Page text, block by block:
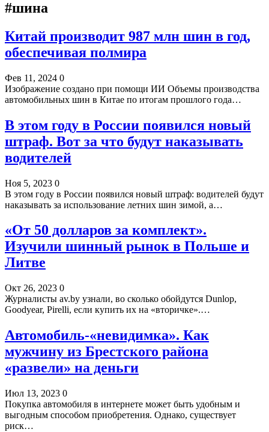
#шина
Китай производит 987 млн шин в год,
обеспечивая полмира
Фев 11, 2024 0
Изображение создано при помощи ИИ Объемы производства
автомобильных шин в Китае по итогам прошлого года…
В этом году в России появился новый
штраф. Вот за что будут наказывать
водителей
Ноя 5, 2023 0
В этом году в России появился новый штраф: водителей будут
наказывать за использование летних шин зимой, а…
«От 50 долларов за комплект».
Изучили шинный рынок в Польше и
Литве
Окт 26, 2023 0
Журналисты av.by узнали, во сколько обойдутся Dunlop,
Goodyear, Pirelli, если купить их на «вторичке».…
Автомобиль-«невидимка». Как
мужчину из Брестского района
«развели» на деньги
Июл 13, 2023 0
Покупка автомобиля в интернете может быть удобным и
выгодным способом приобретения. Однако, существует
риск…